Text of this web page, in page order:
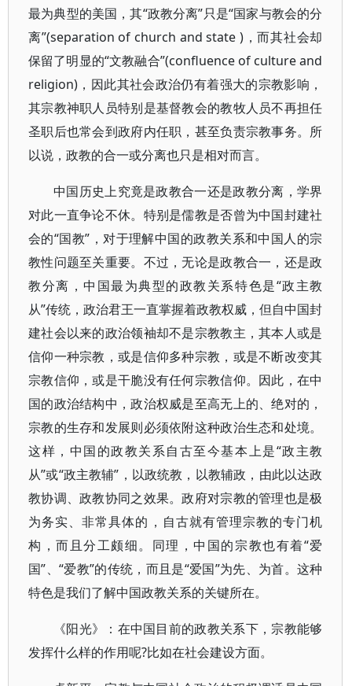
最为典型的美国，其“政教分离”只是“国家与教会的分
离”(separation of church and state )，而其社会却
保留了明显的“文教融合”(confluence of culture and
religion)，因此其社会政治仍有着强大的宗教影响，
其宗教神职人员特别是基督教会的教牧人员不再担任
圣职后也常会到政府内任职，甚至负责宗教事务。所
以说，政教的合一或分离也只是相对而言。
中国历史上究竟是政教合一还是政教分离，学界
对此一直争论不休。特别是儒教是否曾为中国封建社
会的“国教”，对于理解中国的政教关系和中国人的宗
教性问题至关重要。不过，无论是政教合一，还是政
教分离，中国最为典型的政教关系特色是“政主教
从”传统，政治君王一直掌握着政教权威，但自中国封
建社会以来的政治领袖却不是宗教教主，其本人或是
信仰一种宗教，或是信仰多种宗教，或是不断改变其
宗教信仰，或是干脆没有任何宗教信仰。因此，在中
国的政治结构中，政治权威是至高无上的、绝对的，
宗教的生存和发展则必须依附这种政治生态和处境。
这样，中国的政教关系自古至今基本上是“政主教
从”或“政主教辅”，以政统教，以教辅政，由此以达政
教协调、政教协同之效果。政府对宗教的管理也是极
为务实、非常具体的，自古就有管理宗教的专门机
构，而且分工颇细。同理，中国的宗教也有着“爱
国”、“爱教”的传统，而且是“爱国”为先、为首。这种
特色是我们了解中国政教关系的关键所在。
《阳光》：在中国目前的政教关系下，宗教能够
发挥什么样的作用呢?比如在社会建设方面。